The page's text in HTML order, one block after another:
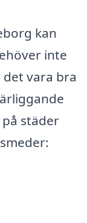
kan
inte
vara bra
städer